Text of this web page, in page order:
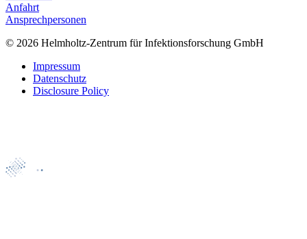
Anfahrt
Ansprechpersonen
© 2026 Helmholtz-Zentrum für Infektionsforschung GmbH
Impressum
Datenschutz
Disclosure Policy